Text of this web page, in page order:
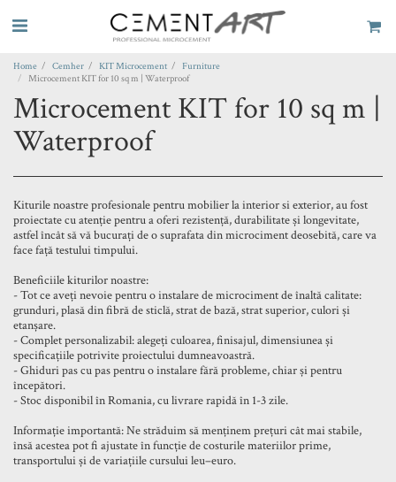
Home Cemher KIT Microcement
Furniture
Microcement KIT for 10 sq m | Waterproof
Microcement KIT for 10 sq m |
Waterproof
Kiturile noastre profesionale pentru mobilier la interior si exterior, au fost
proiectate cu atenție pentru a oferi rezistență, durabilitate și longevitate,
astfel încât să vă bucurați de o suprafata din microciment deosebită, care va
face față testului timpului.
Beneficiile kiturilor noastre:
- Tot ce aveți nevoie pentru o instalare de microciment de înaltă calitate:
grunduri, plasă din fibră de sticlă, strat de bază, strat superior, culori și
etanșare.
- Complet personalizabil: alegeți culoarea, finisajul, dimensiunea și
specificațiile potrivite proiectului dumneavoastră.
- Ghiduri pas cu pas pentru o instalare fără probleme, chiar și pentru
începători.
- Stoc disponibil în Romania, cu livrare rapidă în 1-3 zile.
Informație importantă: Ne străduim să menținem prețuri cât mai stabile,
însă acestea pot fi ajustate în funcție de costurile materiilor prime,
transportului și de variațiile cursului leu–euro.